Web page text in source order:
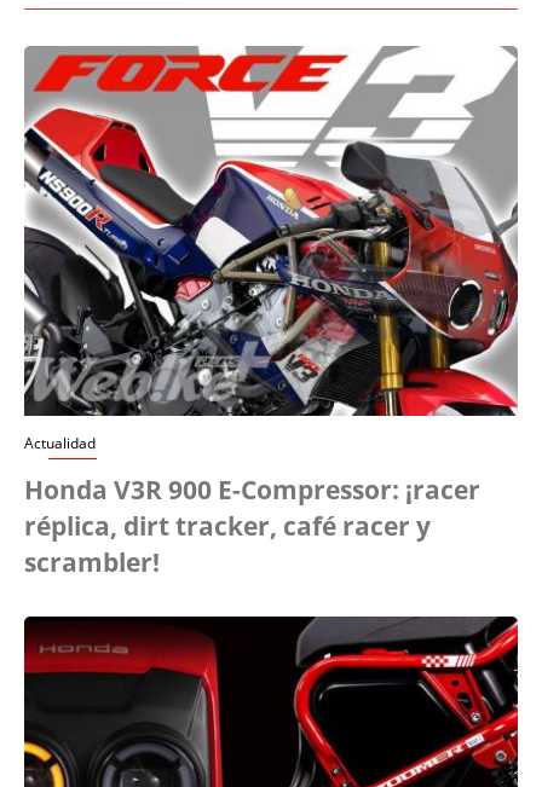
Actualidad
Honda V3R 900 E-Compressor: ¡racer
réplica, dirt tracker, café racer y
scrambler!